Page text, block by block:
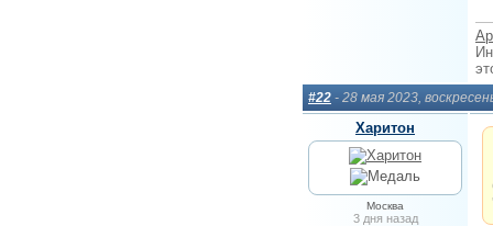
#22 - 28 мая 2023,
Харитон
Москва
3 дня назад